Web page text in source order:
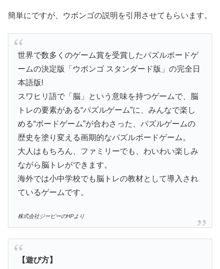
簡単にですが、ウボンゴの説明を引用させてもらいます。
世界で数多くのゲーム賞を受賞したパズルボードゲ
ームの決定版「ウボンゴ スタンダード版」の完全日
本語版!
スワヒリ語で「脳」という意味を持つゲームで、脳
トレの要素がある“パズルゲーム”に、みんなで楽し
める“ボードゲーム”が合わさった、パズルゲームの
歴史を塗り変える画期的なパズルボードゲーム。
大人はもちろん、ファミリーでも、わいわい楽しみ
ながら脳トレができます。
海外では小中学校でも脳トレの教材として導入され
ているゲームです。
株式会社ジーピーのHPより
【遊び方】